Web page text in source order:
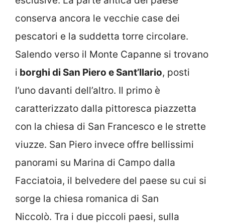
conserva ancora le vecchie case dei
pescatori e la suddetta torre circolare.
Salendo verso il Monte Capanne si trovano
i borghi di San Piero e Sant’Ilario, posti
l’uno davanti dell’altro. Il primo è
caratterizzato dalla pittoresca piazzetta
con la chiesa di San Francesco e le strette
viuzze. San Piero invece offre bellissimi
panorami su Marina di Campo dalla
Facciatoia, il belvedere del paese su cui si
sorge la chiesa romanica di San
Niccolò. Tra i due piccoli paesi, sulla